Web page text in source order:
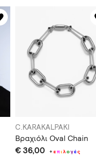
C.KARAKALPAKI
Βραχιόλι Oval Chain
€ 36,00 +επιλογές